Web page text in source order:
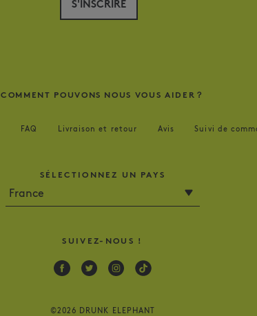
S'INSCRIRE
COMMENT POUVONS NOUS VOUS AIDER？
FAQ Livraison et retour Avis Suivi de
SÉLECTIONNEZ UN PAYS
SUIVEZ-NOUS !
©2026 DRUNK ELEPHANT